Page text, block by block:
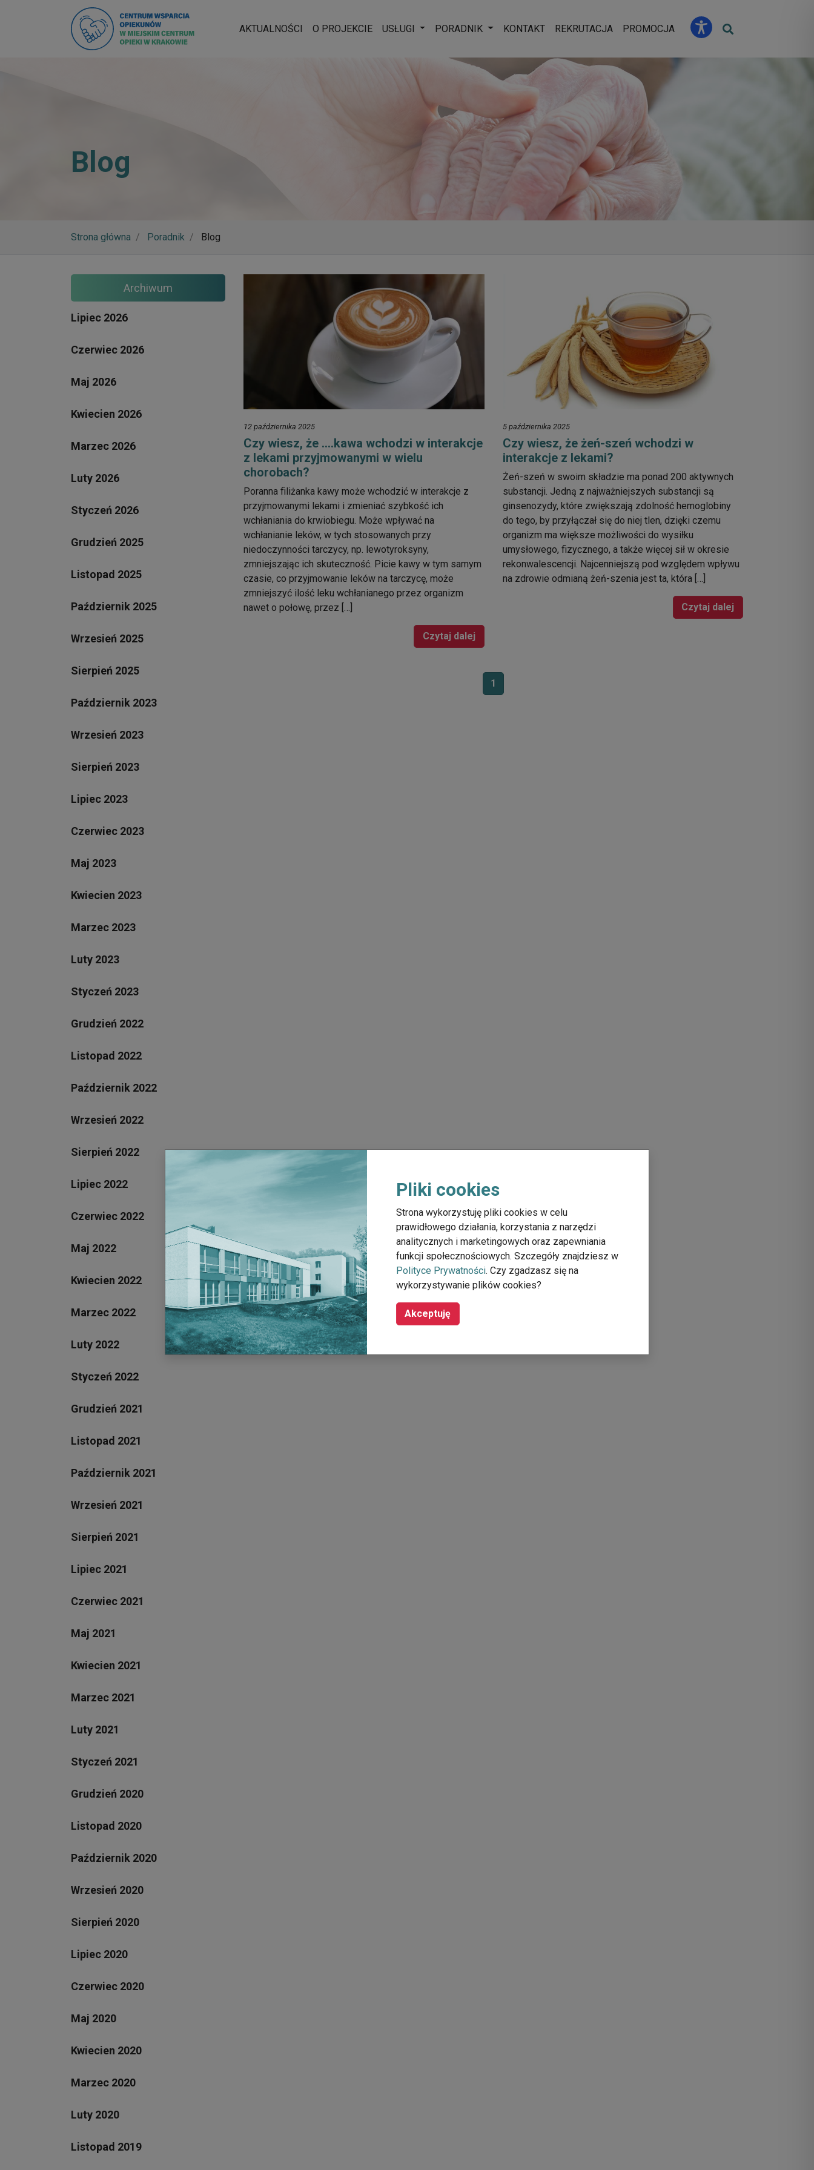
AKTUALNOŚCI O PROJEKCIE USŁUGI Rozwiń menu
PORADNIK Rozwiń menu
KONTAKT REKRUTACJA PROMOCJA
Blog
Strona główna Poradnik Blog
12 października 2025
Czy wiesz, że ….kawa wchodzi w interakcje
z lekami przyjmowanymi w wielu
chorobach?
Poranna filiżanka kawy może wchodzić w interakcje z
przyjmowanymi lekami i zmieniać szybkość ich
wchłaniania do krwiobiegu. Może wpływać na
wchłanianie leków, w tych stosowanych przy
niedoczynności tarczycy, np. lewotyroksyny,
zmniejszając ich skuteczność. Picie kawy w tym samym
czasie, co przyjmowanie leków na tarczycę, może
zmniejszyć ilość leku wchłanianego przez organizm
nawet o połowę, przez […]
Czytaj dalej
5 października 2025
Czy wiesz, że żeń-szeń wchodzi w
interakcje z lekami?
Żeń-szeń w swoim składzie ma ponad 200 aktywnych
substancji. Jedną z najważniejszych substancji są
ginsenozydy, które zwiększają zdolność hemoglobiny
do tego, by przyłączał się do niej tlen, dzięki czemu
organizm ma większe możliwości do wysiłku
umysłowego, fizycznego, a także więcej sił w okresie
rekonwalescencji. Najcenniejszą pod względem wpływu
na zdrowie odmianą żeń-szenia jest ta, która […]
Czytaj dalej
1
Archiwum
Lipiec 2026
Czerwiec 2026
Maj 2026
Kwiecien 2026
Marzec 2026
Luty 2026
Styczeń 2026
Grudzień 2025
Listopad 2025
Październik 2025
Wrzesień 2025
Sierpień 2025
Październik 2023
Wrzesień 2023
Sierpień 2023
Lipiec 2023
Czerwiec 2023
Maj 2023
Kwiecien 2023
Marzec 2023
Luty 2023
Styczeń 2023
Grudzień 2022
Listopad 2022
Październik 2022
Wrzesień 2022
Sierpień 2022
Lipiec 2022
Czerwiec 2022
Maj 2022
Kwiecien 2022
Marzec 2022
Luty 2022
Styczeń 2022
Grudzień 2021
Listopad 2021
Październik 2021
Wrzesień 2021
Sierpień 2021
Lipiec 2021
Czerwiec 2021
Maj 2021
Kwiecien 2021
Marzec 2021
Luty 2021
Styczeń 2021
Grudzień 2020
Listopad 2020
Październik 2020
Wrzesień 2020
Sierpień 2020
Lipiec 2020
Czerwiec 2020
Maj 2020
Kwiecien 2020
Marzec 2020
Luty 2020
Listopad 2019
Pliki cookies
Strona wykorzystuję pliki cookies w celu
prawidłowego działania, korzystania z narzędzi
analitycznych i marketingowych oraz zapewniania
funkcji społecznościowych. Szczegóły znajdziesz w
Polityce Prywatności. Czy zgadzasz się na
wykorzystywanie plików cookies?
Akceptuję